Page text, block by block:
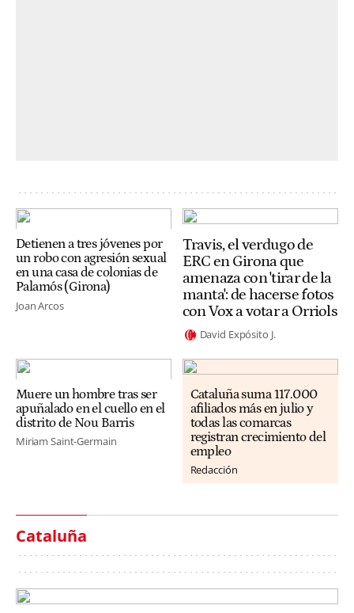
Detienen a tres jóvenes por
un robo con agresión sexual
en una casa de colonias de
Palamós (Girona)
Joan Arcos
Travis, el verdugo de
ERC en Girona que
amenaza con 'tirar de la
manta': de hacerse fotos
con Vox a votar a Orriols
David Expósito J.
Muere un hombre tras ser
apuñalado en el cuello en el
distrito de Nou Barris
Miriam Saint-Germain
Cataluña suma 117.000
afiliados más en julio y
todas las comarcas
registran crecimiento del
empleo
Redacción
Cataluña